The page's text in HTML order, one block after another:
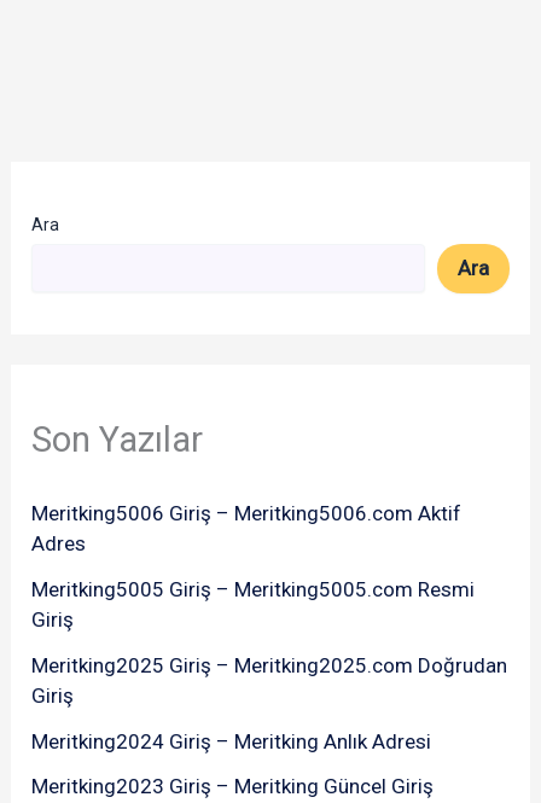
Ara
Ara
Son Yazılar
Meritking5006 Giriş – Meritking5006.com Aktif
Adres
Meritking5005 Giriş – Meritking5005.com Resmi
Giriş
Meritking2025 Giriş – Meritking2025.com Doğrudan
Giriş
Meritking2024 Giriş – Meritking Anlık Adresi
Meritking2023 Giriş – Meritking Güncel Giriş